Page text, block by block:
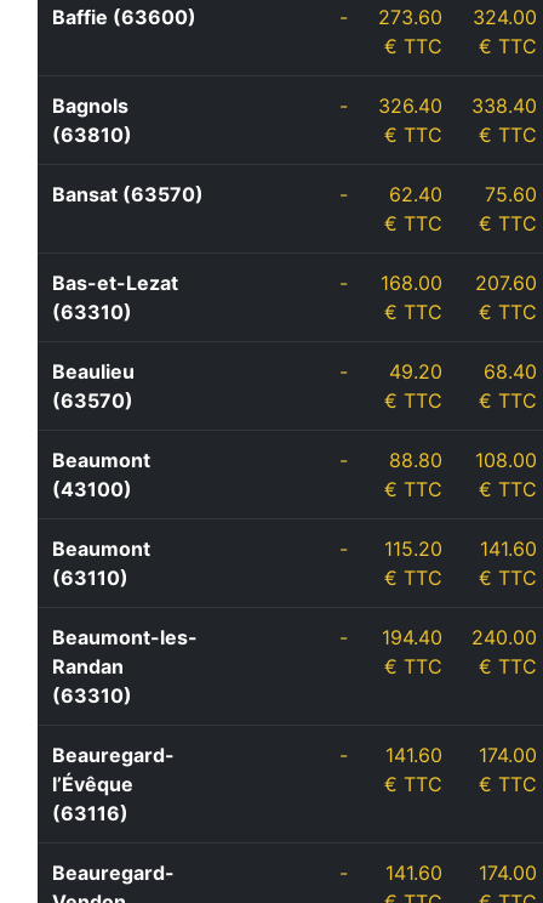
Baffie (63600) -
273.60
€ TTC
324.00
€ TTC
Bagnols
(63810)
-
326.40
€ TTC
338.40
€ TTC
Bansat (63570) -
62.40
€ TTC
75.60
€ TTC
Bas-et-Lezat
(63310)
-
168.00
€ TTC
207.60
€ TTC
Beaulieu
(63570)
-
49.20
€ TTC
68.40
€ TTC
Beaumont
(43100)
-
88.80
€ TTC
108.00
€ TTC
Beaumont
(63110)
-
115.20
€ TTC
141.60
€ TTC
Beaumont-les-
Randan
(63310)
-
194.40
€ TTC
240.00
€ TTC
Beauregard-
l’Évêque
(63116)
-
141.60
€ TTC
174.00
€ TTC
Beauregard-
-
141.60
174.00